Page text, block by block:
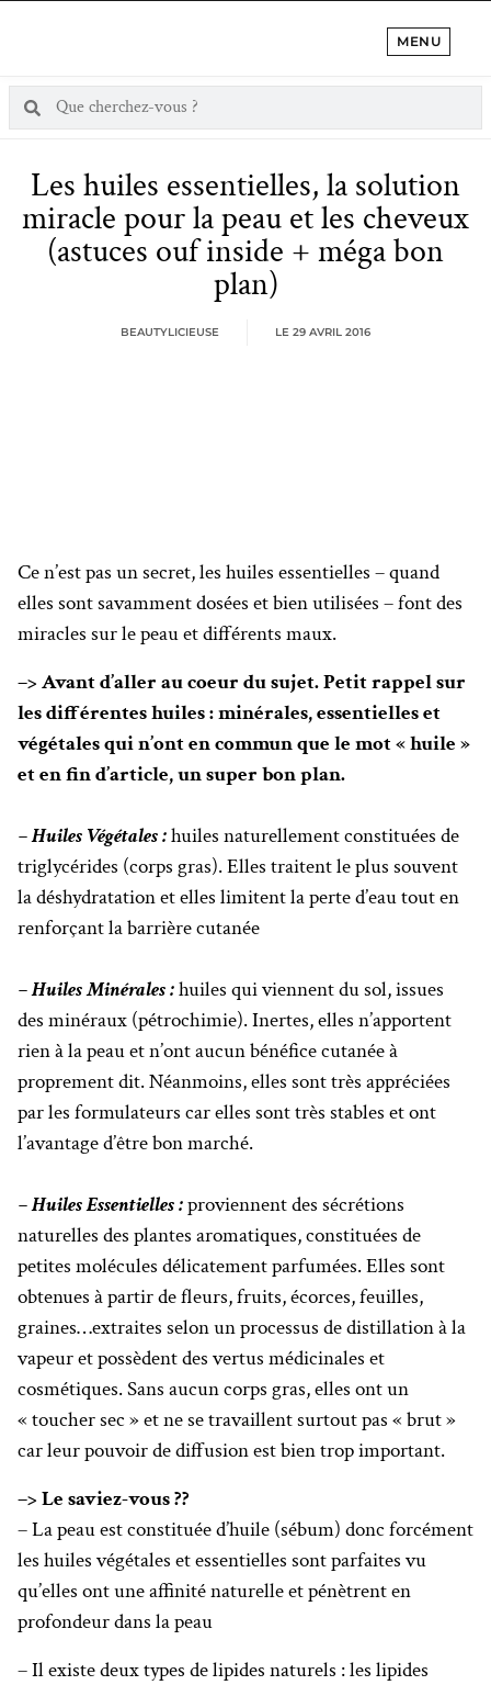
MENU
Les huiles essentielles, la solution
miracle pour la peau et les cheveux
(astuces ouf inside + méga bon
plan)
BEAUTYLICIEUSE LE 29 AVRIL 2016
Ce n’est pas un secret, les huiles essentielles – quand
elles sont savamment dosées et bien utilisées – font des
miracles sur le peau et différents maux.
–> Avant d’aller au coeur du sujet. Petit rappel sur
les différentes huiles : minérales, essentielles et
végétales qui n’ont en commun que le mot « huile »
et en fin d’article, un super bon plan.
– Huiles Végétales :huiles naturellement constituées de
triglycérides (corps gras). Elles traitent le plus souvent
la déshydratation et elles limitent la perte d’eau tout en
renforçant la barrière cutanée
– Huiles Minérales :huiles qui viennent du sol, issues
des minéraux (pétrochimie). Inertes, elles n’apportent
rien à la peau et n’ont aucun bénéfice cutanée à
proprement dit. Néanmoins, elles sont très appréciées
par les formulateurs car elles sont très stables et ont
l’avantage d’être bon marché.
– Huiles Essentielles :proviennent des sécrétions
naturelles des plantes aromatiques, constituées de
petites molécules délicatement parfumées. Elles sont
obtenues à partir de fleurs, fruits, écorces, feuilles,
graines…extraites selon un processus de distillation à la
vapeur et possèdent des vertus médicinales et
cosmétiques. Sans aucun corps gras, elles ont un
« toucher sec » et ne se travaillent surtout pas « brut »
car leur pouvoir de diffusion est bien trop important.
–> Le saviez-vous ??
– La peau est constituée d’huile (sébum) donc forcément
les huiles végétales et essentielles sont parfaites vu
qu’elles ont une affinité naturelle et pénètrent en
profondeur dans la peau
– Il existe deux types de lipides naturels : les lipides